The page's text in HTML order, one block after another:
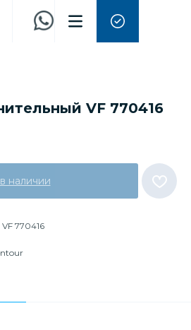
VF 770416
наличии
770416